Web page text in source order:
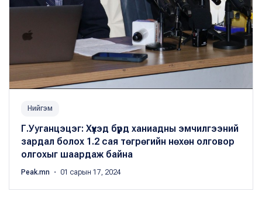
Нийгэм
Г.Ууганцэцэг: Хүүхэд бүрд ханиадны эмчилгээний
зардал болох 1.2 сая төгрөгийн нөхөн олговор
олгохыг шаардаж байна
Peak.mn ・ 01 сарын 17, 2024